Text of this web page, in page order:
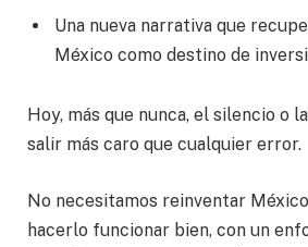
Una nueva narrativa que
México como destino de
Hoy, más que nunca, el silencio o
salir más caro que cualquier error.
No necesitamos reinventar
hacerlo funcionar bien, con un